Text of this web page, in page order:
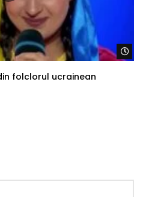
folclorul ucrainean